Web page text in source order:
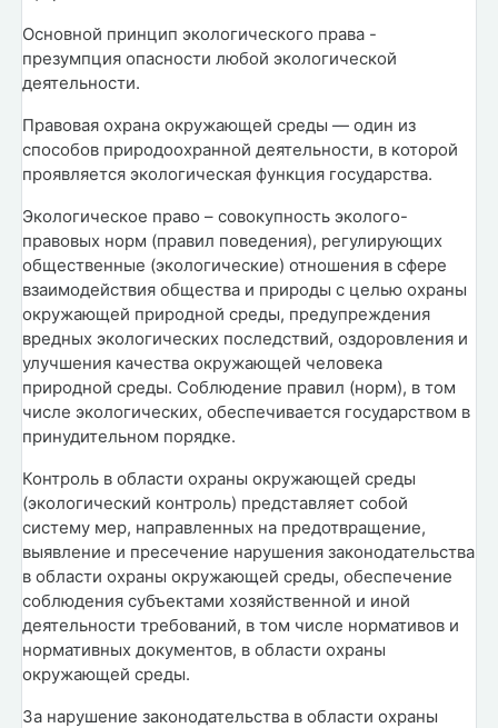
Основной принцип экологического права -
презумпция опасности любой экологической
деятельности.
Правовая охрана окружающей среды — один из
способов природоохранной деятельности, в которой
проявляется экологическая функция государства.
Экологическое право – совокупность эколого-
правовых норм (правил поведения), регулирующих
общественные (экологические) отношения в сфере
взаимодействия общества и природы с целью охраны
окружающей природной среды, предупреждения
вредных экологических последствий, оздоровления и
улучшения качества окружающей человека
природной среды. Соблюдение правил (норм), в том
числе экологических, обеспечивается государством в
принудительном порядке.
Контроль в области охраны окружающей среды
(экологический контроль) представляет собой
систему мер, направленных на предотвращение,
выявление и пресечение нарушения законодательства
в области охраны окружающей среды, обеспечение
соблюдения субъектами хозяйственной и иной
деятельности требований, в том числе нормативов и
нормативных документов, в области охраны
окружающей среды.
За нарушение законодательства в области охраны